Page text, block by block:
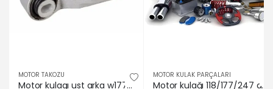
MERCEDES-BENZ | GLA (H247) | GLA
250 e (247.786) (Benzin/elektrikli) -
140 Kw 190 Ps | 2019-01-01 / -
MOTOR TAKOZU
Motor kulagı ust arka w177 v177 w247 c118 x118 h247 x247 kautek a2472400400
MOTOR KULAK PARÇALARI
Motor kulağı 118/177/247 arka üst Febı bılsteın A2472400400